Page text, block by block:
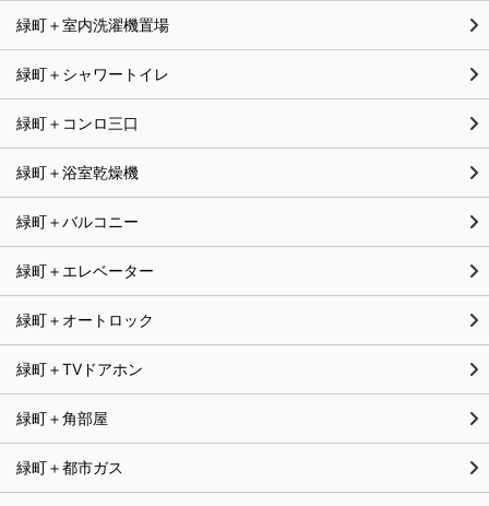
緑町＋室内洗濯機置場
緑町＋シャワートイレ
緑町＋コンロ三口
緑町＋浴室乾燥機
緑町＋バルコニー
緑町＋エレベーター
緑町＋オートロック
緑町＋TVドアホン
緑町＋角部屋
緑町＋都市ガス